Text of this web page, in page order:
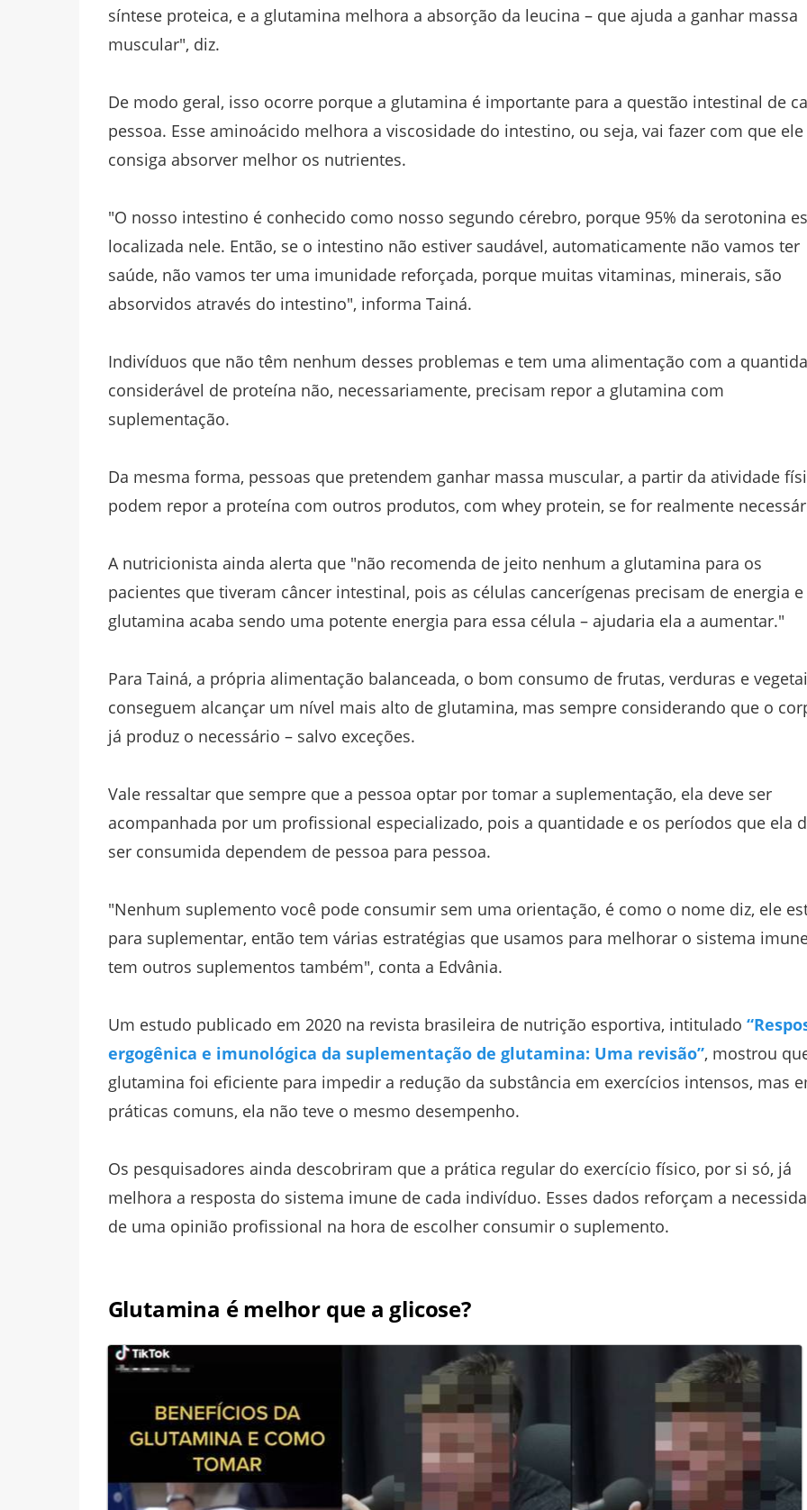
síntese proteica, e a glutamina melhora a absorção da leucina – que ajuda a ganhar massa
muscular", diz.
De modo geral, isso ocorre porque a glutamina é importante para a questão intestinal de
pessoa. Esse aminoácido melhora a viscosidade do intestino, ou seja, vai fazer com que ele
consiga absorver melhor os nutrientes.
"O nosso intestino é conhecido como nosso segundo cérebro, porque 95% da serotonina
localizada nele. Então, se o intestino não estiver saudável, automaticamente não vamos ter
saúde, não vamos ter uma imunidade reforçada, porque muitas vitaminas, minerais, são
absorvidos através do intestino", informa Tainá.
Indivíduos que não têm nenhum desses problemas e tem uma alimentação com a
considerável de proteína não, necessariamente, precisam repor a glutamina com
suplementação.
Da mesma forma, pessoas que pretendem ganhar massa muscular, a partir da atividade
podem repor a proteína com outros produtos, com whey protein, se for realmente
A nutricionista ainda alerta que "não recomenda de jeito nenhum a glutamina para os
pacientes que tiveram câncer intestinal, pois as células cancerígenas precisam de energia e
glutamina acaba sendo uma potente energia para essa célula – ajudaria ela a aumentar."
Para Tainá, a própria alimentação balanceada, o bom consumo de frutas, verduras e
conseguem alcançar um nível mais alto de glutamina, mas sempre considerando que o
já produz o necessário – salvo exceções.
Vale ressaltar que sempre que a pessoa optar por tomar a suplementação, ela deve ser
acompanhada por um profissional especializado, pois a quantidade e os períodos que ela
ser consumida dependem de pessoa para pessoa.
"Nenhum suplemento você pode consumir sem uma orientação, é como o nome diz, ele
para suplementar, então tem várias estratégias que usamos para melhorar o sistema
tem outros suplementos também", conta a Edvânia.
Um estudo publicado em 2020 na revista brasileira de nutrição esportiva, intitulado
ergogênica e imunológica da suplementação de glutamina: Uma revisão”, mostrou
glutamina foi eficiente para impedir a redução da substância em exercícios intensos, mas
práticas comuns, ela não teve o mesmo desempenho.
Os pesquisadores ainda descobriram que a prática regular do exercício físico, por si só, já
melhora a resposta do sistema imune de cada indivíduo. Esses dados reforçam a
de uma opinião profissional na hora de escolher consumir o suplemento.
Glutamina é melhor que a glicose?